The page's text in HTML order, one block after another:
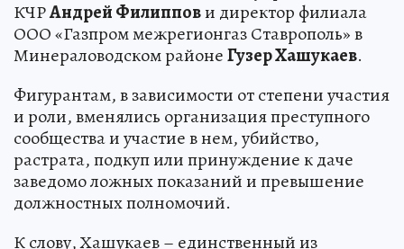
КЧРАндрей Филиппови директор филиала
ООО «Газпром межрегионгаз Ставрополь» в
Минераловодском районеГузер Хашукаев.
Фигурантам, в зависимости от степени участия
и роли, вменялись организация преступного
сообщества и участие в нем, убийство,
растрата, подкуп или принуждение к даче
заведомо ложных показаний и превышение
должностных полномочий.
К слову, Хашукаев – единственный из